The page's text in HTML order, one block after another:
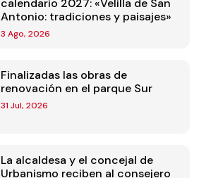
calendario 2027: «Velilla de San
Antonio: tradiciones y paisajes»
3 Ago, 2026
Finalizadas las obras de
renovación en el parque Sur
31 Jul, 2026
La alcaldesa y el concejal de
Urbanismo reciben al consejero